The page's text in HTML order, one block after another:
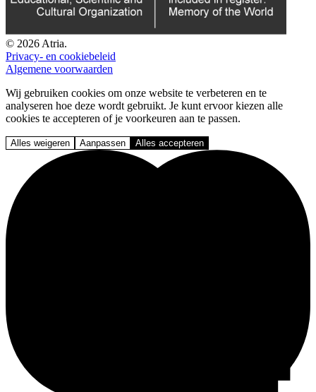
© 2026 Atria.
Privacy- en cookiebeleid
Algemene voorwaarden
Wij gebruiken cookies om onze website te verbeteren en te
analyseren hoe deze wordt gebruikt. Je kunt ervoor kiezen alle
cookies te accepteren of je voorkeuren aan te passen.
Alles weigeren Aanpassen Alles accepteren